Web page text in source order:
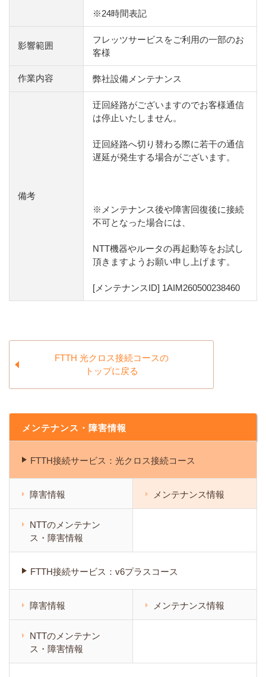
※24時間表記
影響範囲
フレッツサービスをご利用の一部のお
客様
作業内容 弊社設備メンテナンス
備考
迂回経路がございますのでお客様通信
は停止いたしません。
迂回経路へ切り替わる際に若干の通信
遅延が発生する場合がございます。
※メンテナンス後や障害回復後に接続
不可となった場合には、
NTT機器やルータの再起動等をお試し
頂きますようお願い申し上げます。
[メンテナンスID] 1AIM260500238460
FTTH 光クロス接続コースの
トップに戻る
メンテナンス・障害情報
FTTH接続サービス：光クロス接続コース
障害情報 メンテナンス情報
NTTのメンテナン
ス・障害情報
FTTH接続サービス：v6プラスコース
障害情報 メンテナンス情報
NTTのメンテナン
ス・障害情報